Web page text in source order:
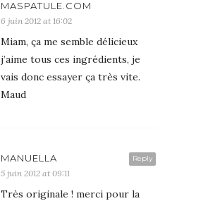
MASPATULE.COM
6 juin 2012 at 16:02
Miam, ça me semble délicieux
j’aime tous ces ingrédients, je
vais donc essayer ça très vite.
Maud
Reply
MANUELLA
5 juin 2012 at 09:11
Très originale ! merci pour la